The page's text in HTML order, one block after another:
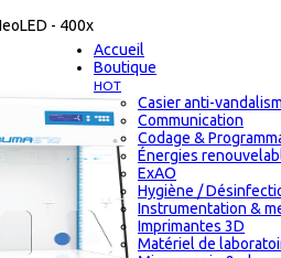
Accueil
Boutique
HOT
Casier anti-
Communication
Codage &
Énergies
ExAO
Hygiène /
Instrumentation &
Imprimantes 3D
Matériel de
- 400x